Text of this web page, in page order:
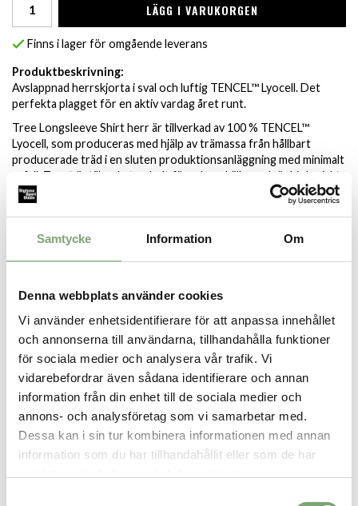
Samtycke Information Om
Denna webbplats använder cookies
Vi använder enhetsidentifierare för att anpassa innehållet
och annonserna till användarna, tillhandahålla funktioner
för sociala medier och analysera vår trafik. Vi
vidarebefordrar även sådana identifierare och annan
information från din enhet till de sociala medier och
annons- och analysföretag som vi samarbetar med.
Dessa kan i sin tur kombinera informationen med annan
information som du har tillhandahållit eller som de har
LÄGG I VARUKORGEN
Finns i lager för omgående leverans
Produktbeskrivning:
Avslappnad herrskjorta i sval och luftig TENCEL™ Lyocell. Det
perfekta plagget för en aktiv vardag året runt.
Tree Longsleeve Shirt herr är tillverkad av 100 % TENCEL™
Lyocell, som produceras med hjälp av trämassa från hållbart
producerade träd i en sluten produktionsanläggning med minimalt
avfall. Tyget är tillverkat av helt förnybara källor och är biologiskt
nedbrytbart och certifierat med EU:s miljömärkning.
Specifikation:
Normal passform
Mjukt, lent och svalt tyg
Tyget är märkt med EU:s miljömärkning
Tyget är producerat i Taiwan
Plagget är tillverkat i Portugal
Vikt herr large: 170 g
SPARA SOM FAVORIT
Artikelnummer:
029649_4